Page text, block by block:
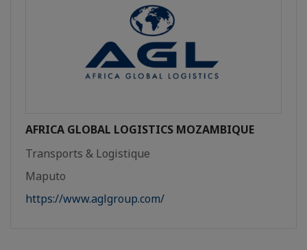
AFRICA GLOBAL LOGISTICS MOZAMBIQUE
Transports & Logistique
Maputo
https://www.aglgroup.com/